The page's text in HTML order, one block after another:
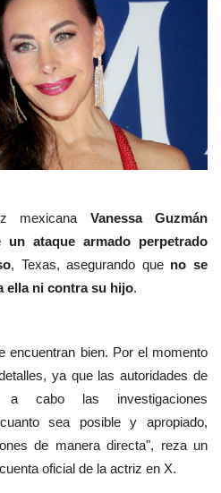
mexicana Vanessa Guzmán
ataque armado perpetrado
, Texas, asegurando que no se
ella ni contra su hijo.
encuentran bien. Por el momento
ya que las autoridades de
a cabo las investigaciones
sea posible y apropiado,
de manera directa", reza un
oficial de la actriz en X.